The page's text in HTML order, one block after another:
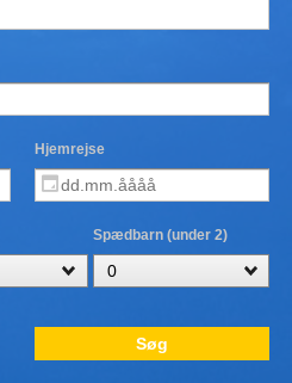
Hjemrejse
Spædbarn (under 2)
Søg